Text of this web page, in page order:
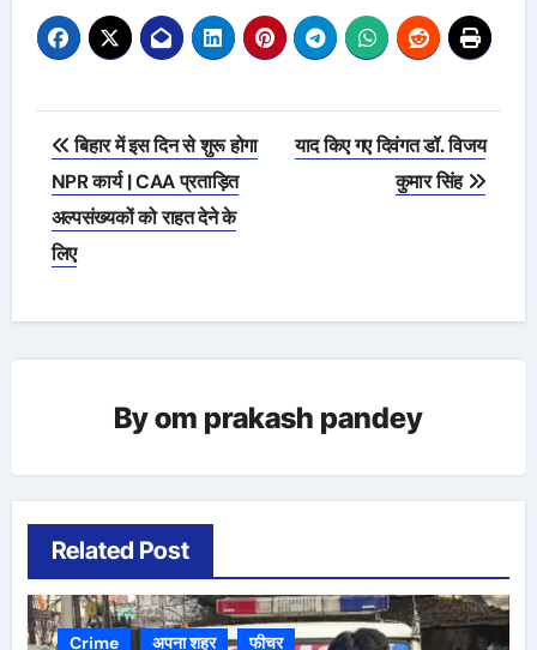
Post
navigation
बिहार में इस दिन से शुरू होगा
NPR कार्य | CAA प्रताड़ित
अल्पसंख्यकों को राहत देने के
लिए
याद किए गए दिवंगत डॉ. विजय
कुमार सिंह
Byom prakash pandey
Related Post
Crime अपना शहर फीचर